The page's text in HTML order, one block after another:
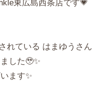
東広島西条店です💗
れている はまゆうさん
した🥹✨
ます✨